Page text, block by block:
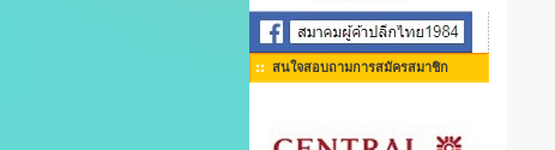
สนใจสอบถามการสมัครสมาชิก